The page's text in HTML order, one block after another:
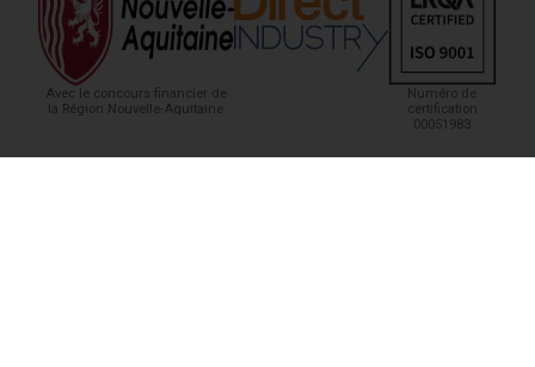
Avec le concours financier de
la Région Nouvelle-Aquitaine
Numéro de
certification
00051983